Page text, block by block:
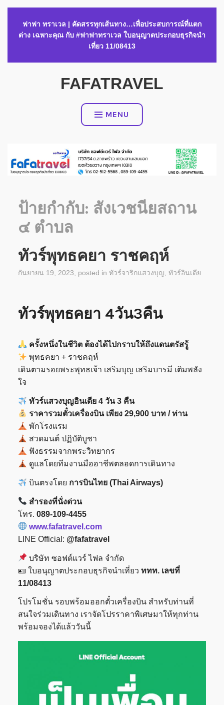
content
ฟาฟา ทราเวล | คัดสรรทุกเส้นทาง…เพื่อประสบการณ์ที่แตก
ต่าง เฉพาะคุณ กับ #ฟาฟาทราเวล ใบอนุญาตประกอบธุรกิจนำ
เที่ยว 11/08413
FAFATRAVEL
MENU
ป้ายกำกับ: สังเวชนียสถาน
๔ ตำบล
ทัวร์พุทธคยา ราชคฤห์
กันยายน 19, 2023 , posted in ทัวร์จาริกแสวงบุญ ทัวร์อินเดีย
ทัวร์พุทธคยา 4วัน3คืน
ครั้งหนึ่งในชีวิต ต้องได้ไปกราบให้ถึงแดนตรัสรู้
พุทธคยา + ราชคฤห์
เดินตามรอยพระพุทธเจ้า เสริมบุญ เสริมบารมี เติมพลัง
ใจ
ทัวร์แสวงบุญอินเดีย 4 วัน 3 คืน
ราคารวมตั๋วเครื่องบิน เพียง 29,900 บาท / ท่าน
พักโรงแรม
สวดมนต์ ปฏิบัติบูชา
ฟังธรรมจากพระวิทยากร
ดูแลโดยทีมงานมืออาชีพตลอดการเดินทาง
บินตรงโดย การบินไทย (Thai Airways)
สำรองที่นั่งด่วน
โทร. 089-109-4455
www.fafatravel.com
LINE Official: @fafatravel
บริษัท ซอฟต์แวร์ ไฟล จำกัด
🪪 ใบอนุญาตประกอบธุรกิจนำเที่ยว ททท. เลขที่
11/08413
โปรโมชั่น รอบพร้อมออกตั๋วเครื่องบิน สำหรับท่านที่
สนใจร่วมเดินทาง เราจัดโปรราคาพิเศษมาให้ทุกท่าน
พร้อมจองได้แล้ววันนี้